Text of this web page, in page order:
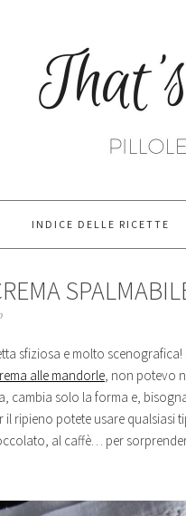
INDICE DELLE RICETTE
sfiziosa e molto
alle mandorle, non potevo
cambia solo la forma e,
ripieno potete usare qualsiasi
al caffè… per